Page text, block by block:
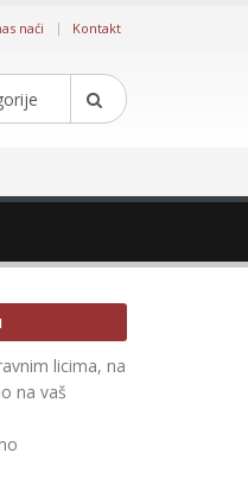
naći Kontakt
licima, na
na vaš